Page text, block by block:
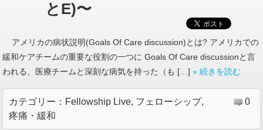
とE)〜
アメリカの病状説明(Goals Of Care discussion)とは? アメリカでの
緩和ケアチームの重要な役割の一つに Goals Of Care discussionと言
われる、医療チームと深刻な病気を持った（も […] » 続きを読む
カテゴリー： Fellowship Live, フェローシップ,
疼痛・緩和
0